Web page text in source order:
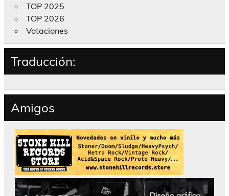
TOP 2025
TOP 2026
Votaciones
Traducción:
Amigos